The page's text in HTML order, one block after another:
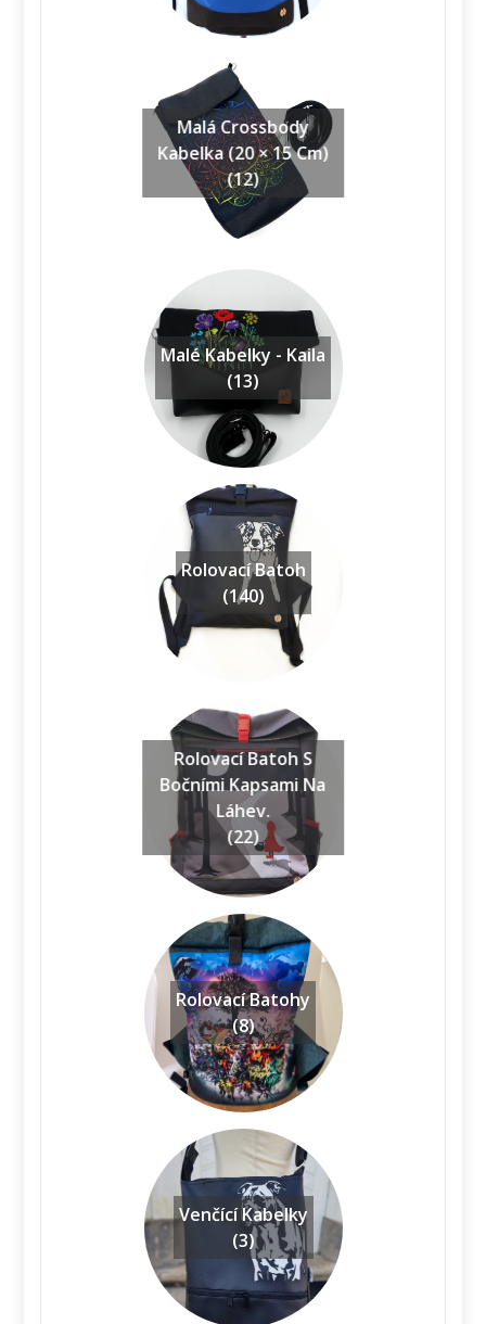
Malá Crossbody
Kabelka (20 × 15 Cm)
(12)
Malé Kabelky - Kaila
(13)
Rolovací Batoh
(140)
Rolovací Batoh S
Bočními Kapsami Na
Láhev.
(22)
Rolovací Batohy
(8)
Venčící Kabelky
(3)